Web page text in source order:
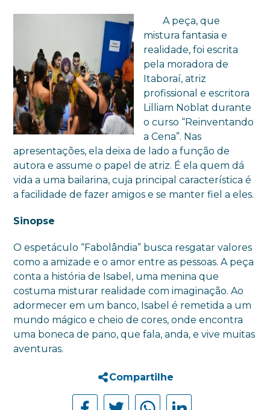
A peça, que
mistura fantasia e
realidade, foi escrita
pela moradora de
Itaboraí, atriz
profissional e escritora
Lilliam Noblat durante
o curso “Reinventando
a Cena”. Nas
apresentações, ela deixa de lado a função de
autora e assume o papel de atriz. É ela quem dá
vida a uma bailarina, cuja principal característica é
a facilidade de fazer amigos e se manter fiel a eles.
Sinopse
O espetáculo “Fabolândia” busca resgatar valores
como a amizade e o amor entre as pessoas. A peça
conta a história de Isabel, uma menina que
costuma misturar realidade com imaginação. Ao
adormecer em um banco, Isabel é remetida a um
mundo mágico e cheio de cores, onde encontra
uma boneca de pano, que fala, anda, e vive muitas
aventuras.
Compartilhe